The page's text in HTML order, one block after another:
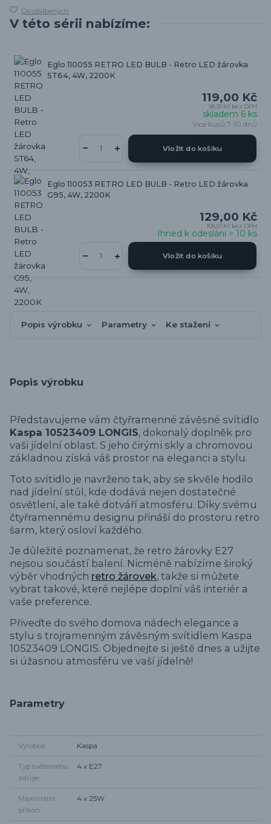
Do oblíbených
V této sérii nabízíme:
Eglo 110055 RETRO LED BULB - Retro LED žárovka
ST64, 4W, 2200K
119,00 Kč
98,35 Kč bez DPH
skladem 6 ks
Více kusů 7-10 dnů
Vložit do košíku
Eglo 110053 RETRO LED BULB - Retro LED žárovka
G95, 4W, 2200K
129,00 Kč
106,61 Kč bez DPH
Ihned k odeslání > 10 ks
Vložit do košíku
Popis výrobku Parametry Ke stažení
Popis výrobku
Představujeme vám čtyřramenné závěsné svítidlo
Kaspa 10523409 LONGIS, dokonalý doplněk pro
vaši jídelní oblast. S jeho čirými skly a chromovou
základnou získá váš prostor na eleganci a stylu.
Toto svítidlo je navrženo tak, aby se skvěle hodilo
nad jídelní stůl, kde dodává nejen dostatečné
osvětlení, ale také dotváří atmosféru. Díky svému
čtyřramennému designu přináší do prostoru retro
šarm, který osloví každého.
Je důležité poznamenat, že retro žárovky E27
nejsou součástí balení. Nicméně nabízíme široký
výběr vhodných retro žárovek, takže si můžete
vybrat takové, které nejlépe doplní váš interiér a
vaše preference.
Přiveďte do svého domova nádech elegance a
stylu s trojramenným závěsným svítidlem Kaspa
10523409 LONGIS. Objednejte si ještě dnes a užijte
si úžasnou atmosféru ve vaší jídelně!
Parametry
Výrobce Kaspa
Typ světelného
zdroje
4 x E27
Maximální
příkon
4 x 25W